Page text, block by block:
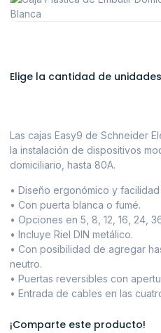
Elige la cantidad de unidades
Las cajas Easy9 de Schneider
la instalación de dispositivos
domiciliario, hasta 80A.
• Diseño ergonómico y
• Con puerta blanca o fumé.
• Opciones en 5, 8, 12, 16, 24,
• Incluye Riel DIN metálico.
• Con posibilidad de agregar
neutro.
• Puertas reversibles con
• Entrada de cables en las
¡Comparte este producto!